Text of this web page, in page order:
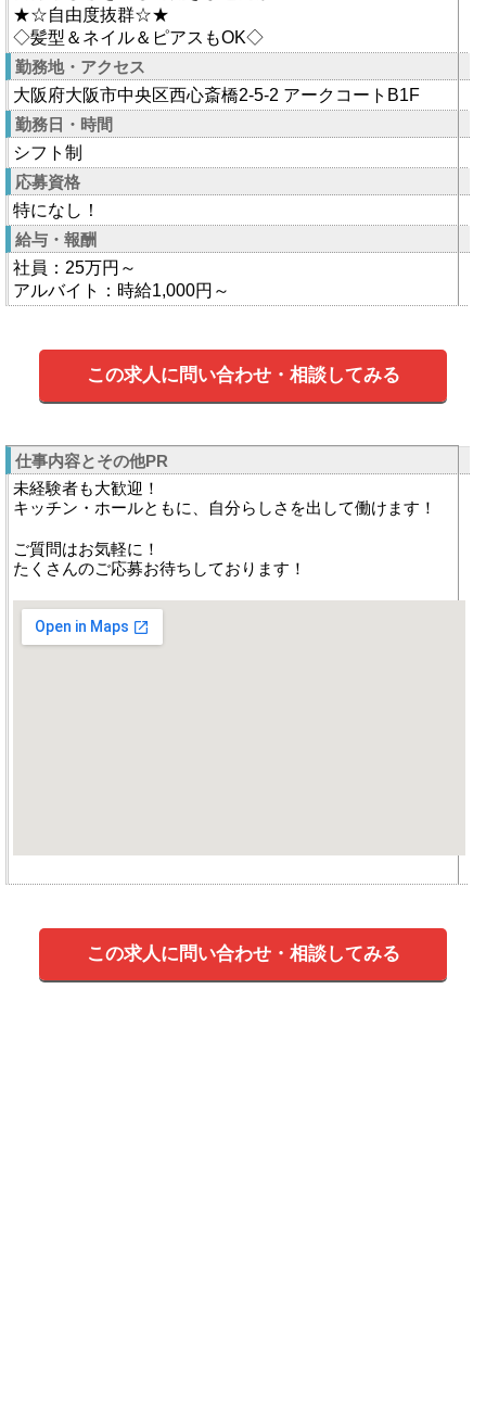
★☆自由度抜群☆★
◇髪型＆ネイル＆ピアスもOK◇
勤務地・アクセス
大阪府大阪市中央区西心斎橋2-5-2 アークコートB1F
勤務日・時間
シフト制
応募資格
特になし！
給与・報酬
社員：25万円～
アルバイト：時給1,000円～
この求人に問い合わせ・相談してみる
仕事内容とその他PR
未経験者も大歓迎！
キッチン・ホールともに、自分らしさを出して働けます！
ご質問はお気軽に！
たくさんのご応募お待ちしております！
この求人に問い合わせ・相談してみる